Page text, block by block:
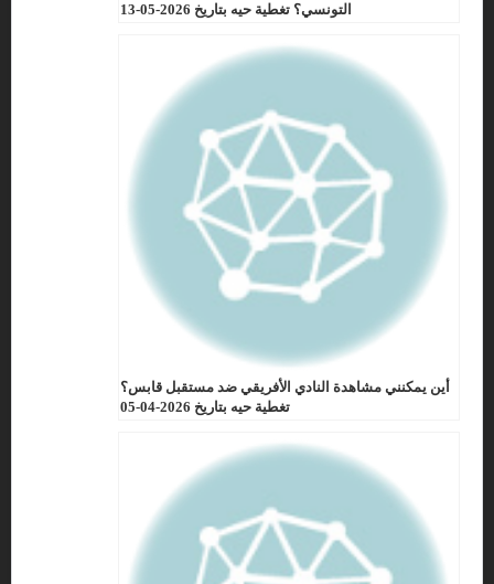
التونسي؟ تغطية حيه بتاريخ 2026-05-13
أين يمكنني مشاهدة النادي الأفريقي ضد مستقبل قابس؟
تغطية حيه بتاريخ 2026-04-05